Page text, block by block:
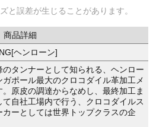
と誤差が生じることがあります。
商品詳細
ヘンローン]
のタンナーとして知られる、ヘンロー
ガポール最大のクロコダイル革加工メ
。原皮の調達からなめし、最終加工ま
て自社工場内で行う、クロコダイルス
カーとしては世界トップクラスの企